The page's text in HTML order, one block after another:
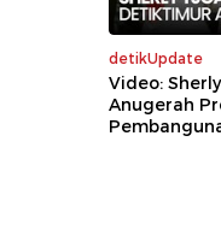
detikUpdate
Video:
Anugerah